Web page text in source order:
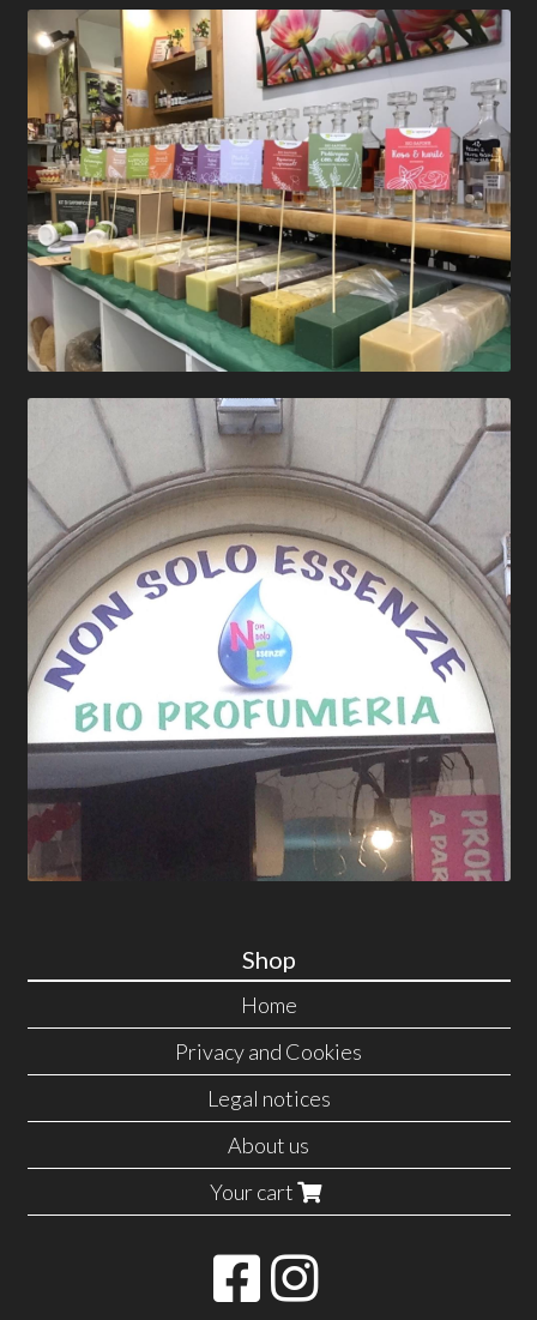
Shop
Home
Privacy and Cookies
Legal notices
About us
Your cart